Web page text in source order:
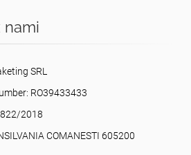
nami
SRL
RO39433433
2018
COMANESTI 605200